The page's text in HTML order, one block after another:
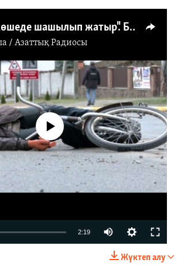
"Мәйіттер көшеде шашылып жатыр". Бучадағы қырғынның видеосы
/ Азаттық Радиосы
source currently available
2:19
240p
Жүктеп алу